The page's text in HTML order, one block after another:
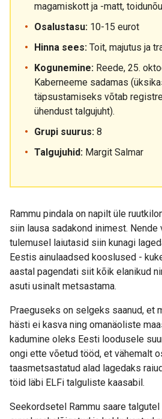
magamiskott ja -matt,
Osalustasu: 10-15 eurot
Hinna sees: Toit, majutus ja
Kogunemine: Reede, 25.
Kaberneeme sadamas
täpsustamiseks võtab
ühendust talgujuht).
Grupi suurus: 8
Talgujuhid: Margit Salmar
Rammu pindala on napilt üle
siin lausa sadakond inimest.
tulemusel laiutasid siin kunagi
Eestis ainulaadsed kooslused -
aastal pagendati siit kõik elanikud
asuti usinalt metsastama.
Praeguseks on selgeks saanud, et
hästi ei kasva ning omanäoliste
kadumine oleks Eesti loodusele
ongi ette võetud tööd, et vähemalt
taasmetsastatud alad lagedaks
töid läbi ELFi talguliste kaasabil.
Seekordsetel Rammu saare